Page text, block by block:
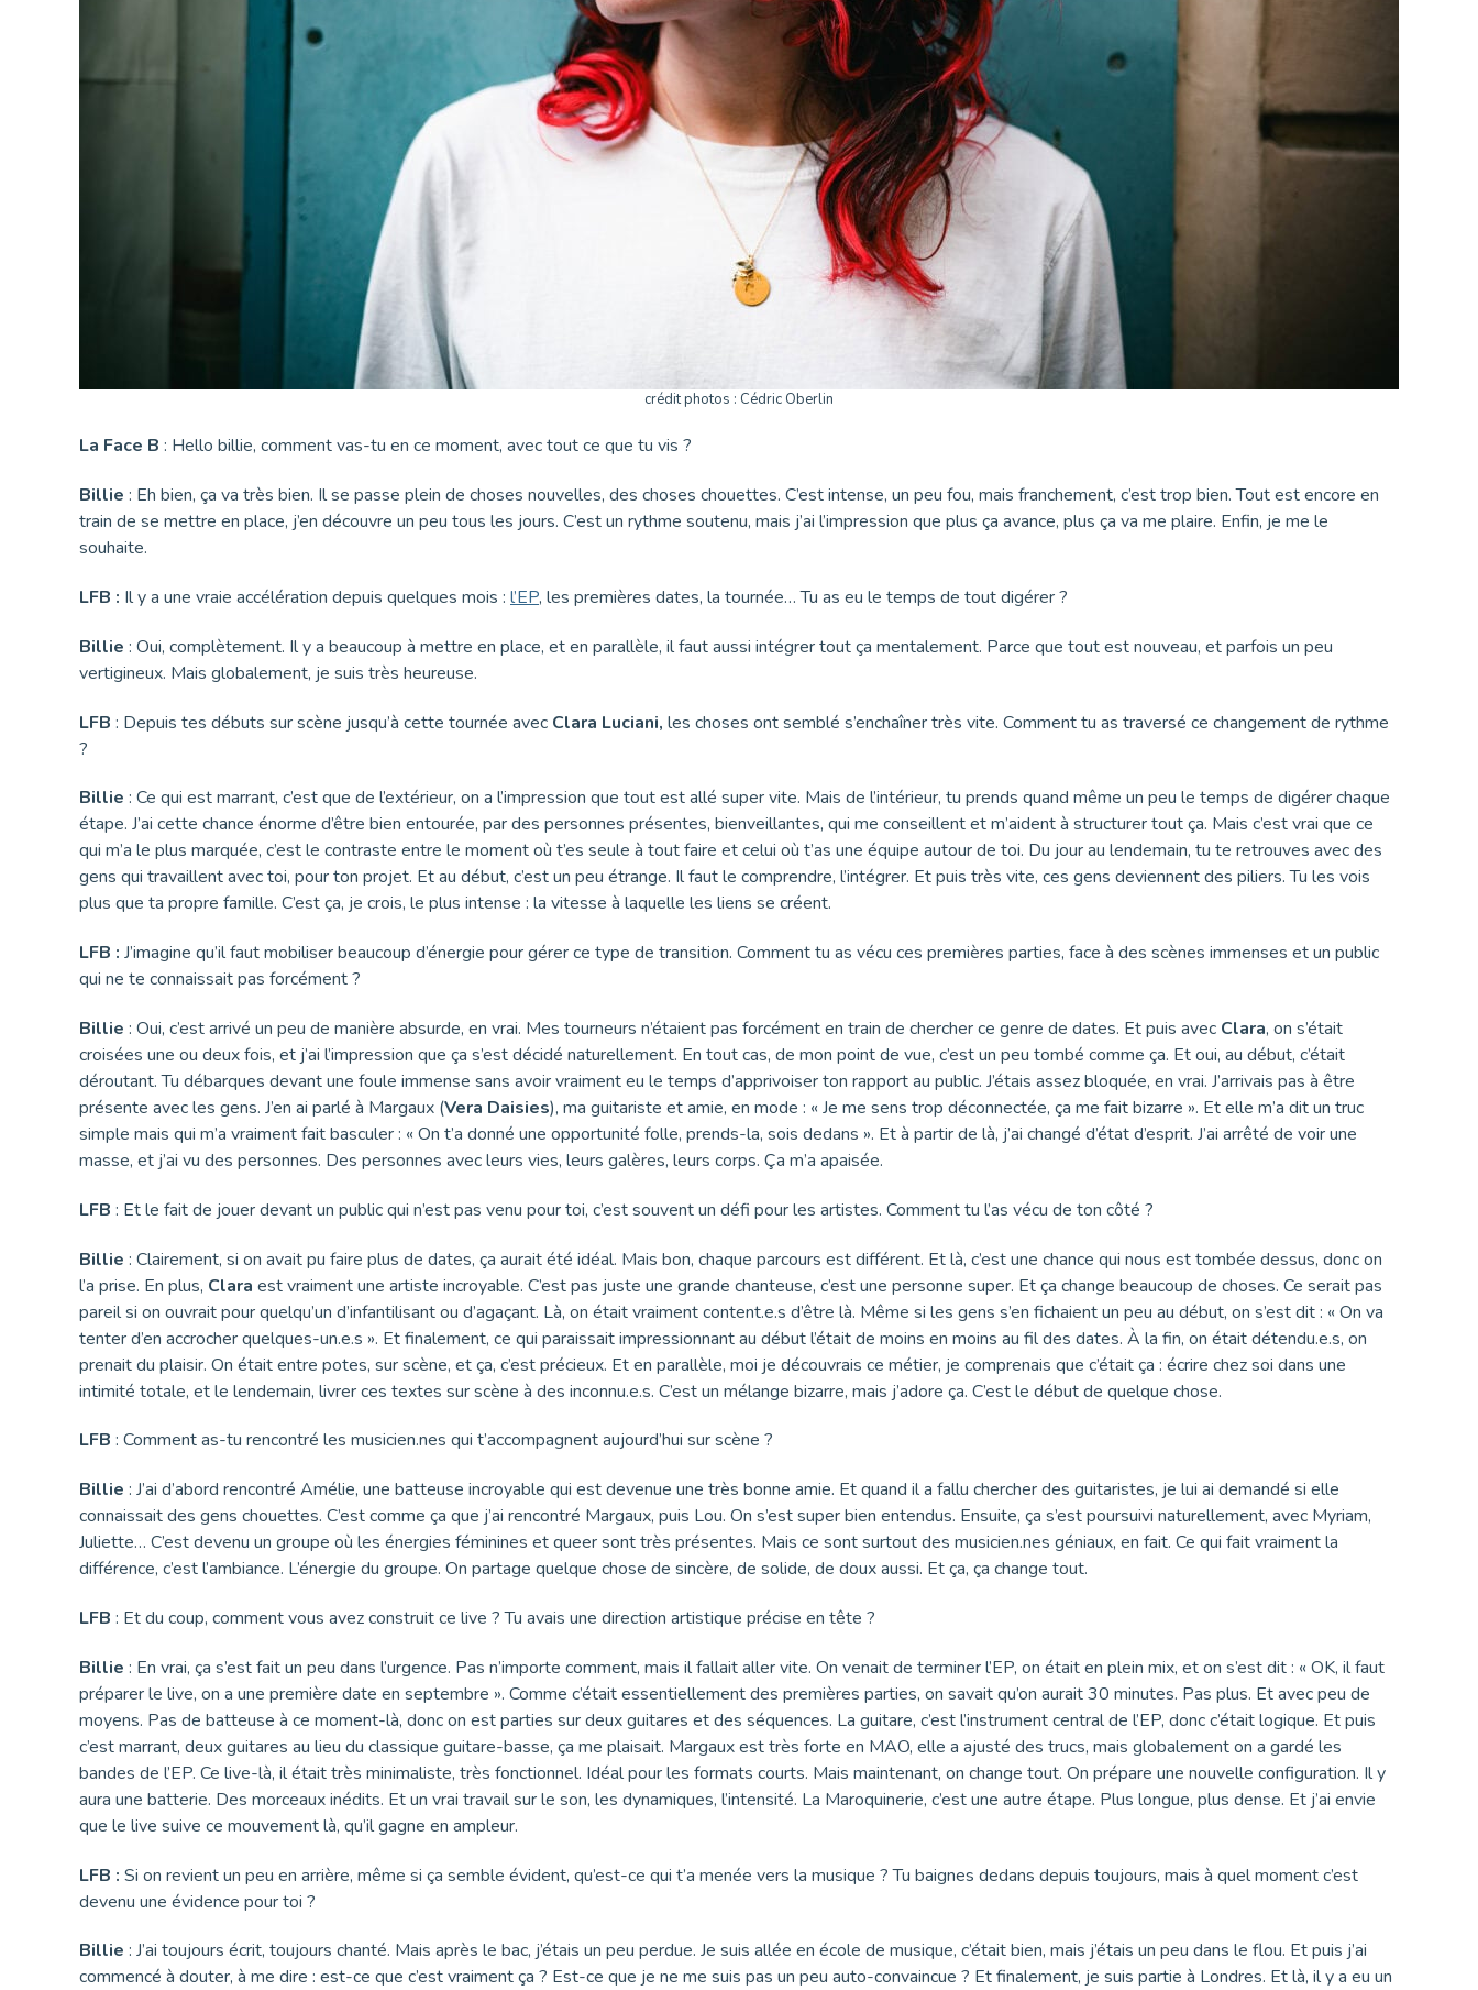
crédit photos : Cédric Oberlin
La Face B : Hello billie, comment vas-tu en ce moment, avec tout ce que tu vis ?
Billie : Eh bien, ça va très bien. Il se passe plein de choses nouvelles, des choses chouettes. C’est intense, un peu fou, mais franchement, c’est trop bien. Tout est encore en
train de se mettre en place, j’en découvre un peu tous les jours. C’est un rythme soutenu, mais j’ai l’impression que plus ça avance, plus ça va me plaire. Enfin, je me le
souhaite.
LFB : Il y a une vraie accélération depuis quelques mois : l’EP, les premières dates, la tournée… Tu as eu le temps de tout digérer ?
Billie : Oui, complètement. Il y a beaucoup à mettre en place, et en parallèle, il faut aussi intégrer tout ça mentalement. Parce que tout est nouveau, et parfois un peu
vertigineux. Mais globalement, je suis très heureuse.
LFB : Depuis tes débuts sur scène jusqu’à cette tournée avec Clara Luciani, les choses ont semblé s’enchaîner très vite. Comment tu as traversé ce changement de rythme
?
Billie : Ce qui est marrant, c’est que de l’extérieur, on a l’impression que tout est allé super vite. Mais de l’intérieur, tu prends quand même un peu le temps de digérer chaque
étape. J’ai cette chance énorme d’être bien entourée, par des personnes présentes, bienveillantes, qui me conseillent et m’aident à structurer tout ça. Mais c’est vrai que ce
qui m’a le plus marquée, c’est le contraste entre le moment où t’es seule à tout faire et celui où t’as une équipe autour de toi. Du jour au lendemain, tu te retrouves avec des
gens qui travaillent avec toi, pour ton projet. Et au début, c’est un peu étrange. Il faut le comprendre, l’intégrer. Et puis très vite, ces gens deviennent des piliers. Tu les vois
plus que ta propre famille. C’est ça, je crois, le plus intense : la vitesse à laquelle les liens se créent.
LFB : J’imagine qu’il faut mobiliser beaucoup d’énergie pour gérer ce type de transition. Comment tu as vécu ces premières parties, face à des scènes immenses et un public
qui ne te connaissait pas forcément ?
Billie : Oui, c’est arrivé un peu de manière absurde, en vrai. Mes tourneurs n’étaient pas forcément en train de chercher ce genre de dates. Et puis avec Clara, on s’était
croisées une ou deux fois, et j’ai l’impression que ça s’est décidé naturellement. En tout cas, de mon point de vue, c’est un peu tombé comme ça. Et oui, au début, c’était
déroutant. Tu débarques devant une foule immense sans avoir vraiment eu le temps d’apprivoiser ton rapport au public. J’étais assez bloquée, en vrai. J’arrivais pas à être
présente avec les gens. J’en ai parlé à Margaux (Vera Daisies), ma guitariste et amie, en mode : « Je me sens trop déconnectée, ça me fait bizarre ». Et elle m’a dit un truc
simple mais qui m’a vraiment fait basculer : « On t’a donné une opportunité folle, prends-la, sois dedans ». Et à partir de là, j’ai changé d’état d’esprit. J’ai arrêté de voir une
masse, et j’ai vu des personnes. Des personnes avec leurs vies, leurs galères, leurs corps. Ça m’a apaisée.
LFB : Et le fait de jouer devant un public qui n’est pas venu pour toi, c’est souvent un défi pour les artistes. Comment tu l’as vécu de ton côté ?
Billie : Clairement, si on avait pu faire plus de dates, ça aurait été idéal. Mais bon, chaque parcours est différent. Et là, c’est une chance qui nous est tombée dessus, donc on
l’a prise. En plus, Clara est vraiment une artiste incroyable. C’est pas juste une grande chanteuse, c’est une personne super. Et ça change beaucoup de choses. Ce serait pas
pareil si on ouvrait pour quelqu’un d’infantilisant ou d’agaçant. Là, on était vraiment content.e.s d’être là. Même si les gens s’en fichaient un peu au début, on s’est dit : « On va
tenter d’en accrocher quelques-un.e.s ». Et finalement, ce qui paraissait impressionnant au début l’était de moins en moins au fil des dates. À la fin, on était détendu.e.s, on
prenait du plaisir. On était entre potes, sur scène, et ça, c’est précieux. Et en parallèle, moi je découvrais ce métier, je comprenais que c’était ça : écrire chez soi dans une
intimité totale, et le lendemain, livrer ces textes sur scène à des inconnu.e.s. C’est un mélange bizarre, mais j’adore ça. C’est le début de quelque chose.
LFB : Comment as-tu rencontré les musicien.nes qui t’accompagnent aujourd’hui sur scène ?
Billie : J’ai d’abord rencontré Amélie, une batteuse incroyable qui est devenue une très bonne amie. Et quand il a fallu chercher des guitaristes, je lui ai demandé si elle
connaissait des gens chouettes. C’est comme ça que j’ai rencontré Margaux, puis Lou. On s’est super bien entendus. Ensuite, ça s’est poursuivi naturellement, avec Myriam,
Juliette… C’est devenu un groupe où les énergies féminines et queer sont très présentes. Mais ce sont surtout des musicien.nes géniaux, en fait. Ce qui fait vraiment la
différence, c’est l’ambiance. L’énergie du groupe. On partage quelque chose de sincère, de solide, de doux aussi. Et ça, ça change tout.
LFB : Et du coup, comment vous avez construit ce live ? Tu avais une direction artistique précise en tête ?
Billie : En vrai, ça s’est fait un peu dans l’urgence. Pas n’importe comment, mais il fallait aller vite. On venait de terminer l’EP, on était en plein mix, et on s’est dit : « OK, il faut
préparer le live, on a une première date en septembre ». Comme c’était essentiellement des premières parties, on savait qu’on aurait 30 minutes. Pas plus. Et avec peu de
moyens. Pas de batteuse à ce moment-là, donc on est parties sur deux guitares et des séquences. La guitare, c’est l’instrument central de l’EP, donc c’était logique. Et puis
c’est marrant, deux guitares au lieu du classique guitare-basse, ça me plaisait. Margaux est très forte en MAO, elle a ajusté des trucs, mais globalement on a gardé les
bandes de l’EP. Ce live-là, il était très minimaliste, très fonctionnel. Idéal pour les formats courts. Mais maintenant, on change tout. On prépare une nouvelle configuration. Il y
aura une batterie. Des morceaux inédits. Et un vrai travail sur le son, les dynamiques, l’intensité. La Maroquinerie, c’est une autre étape. Plus longue, plus dense. Et j’ai envie
que le live suive ce mouvement là, qu’il gagne en ampleur.
LFB : Si on revient un peu en arrière, même si ça semble évident, qu’est-ce qui t’a menée vers la musique ? Tu baignes dedans depuis toujours, mais à quel moment c’est
devenu une évidence pour toi ?
Billie : J’ai toujours écrit, toujours chanté. Mais après le bac, j’étais un peu perdue. Je suis allée en école de musique, c’était bien, mais j’étais un peu dans le flou. Et puis j’ai
commencé à douter, à me dire : est-ce que c’est vraiment ça ? Est-ce que je ne me suis pas un peu auto-convaincue ? Et finalement, je suis partie à Londres. Et là, il y a eu un